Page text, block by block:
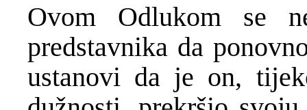
Ovom Odlukom se
predstavnika da
ustanovi da je on,